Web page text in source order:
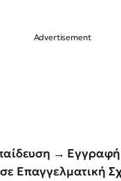
→ Εγγραφή
Επαγγελματική